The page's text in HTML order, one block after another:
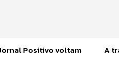
Positivo voltam A